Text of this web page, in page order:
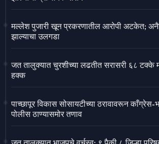
मल्लेश पुजारी खून प्रकरणातील आरोपी अटकेत;
झाल्याचा उलगडा
जत तालुक्यात चुरशीच्या लढतीत सरासरी ६८ टक्के
हक्क
पाच्छापूर विकास सोसायटीच्या ठरावावरून
पोलीस ठाण्यासमोर तणाव